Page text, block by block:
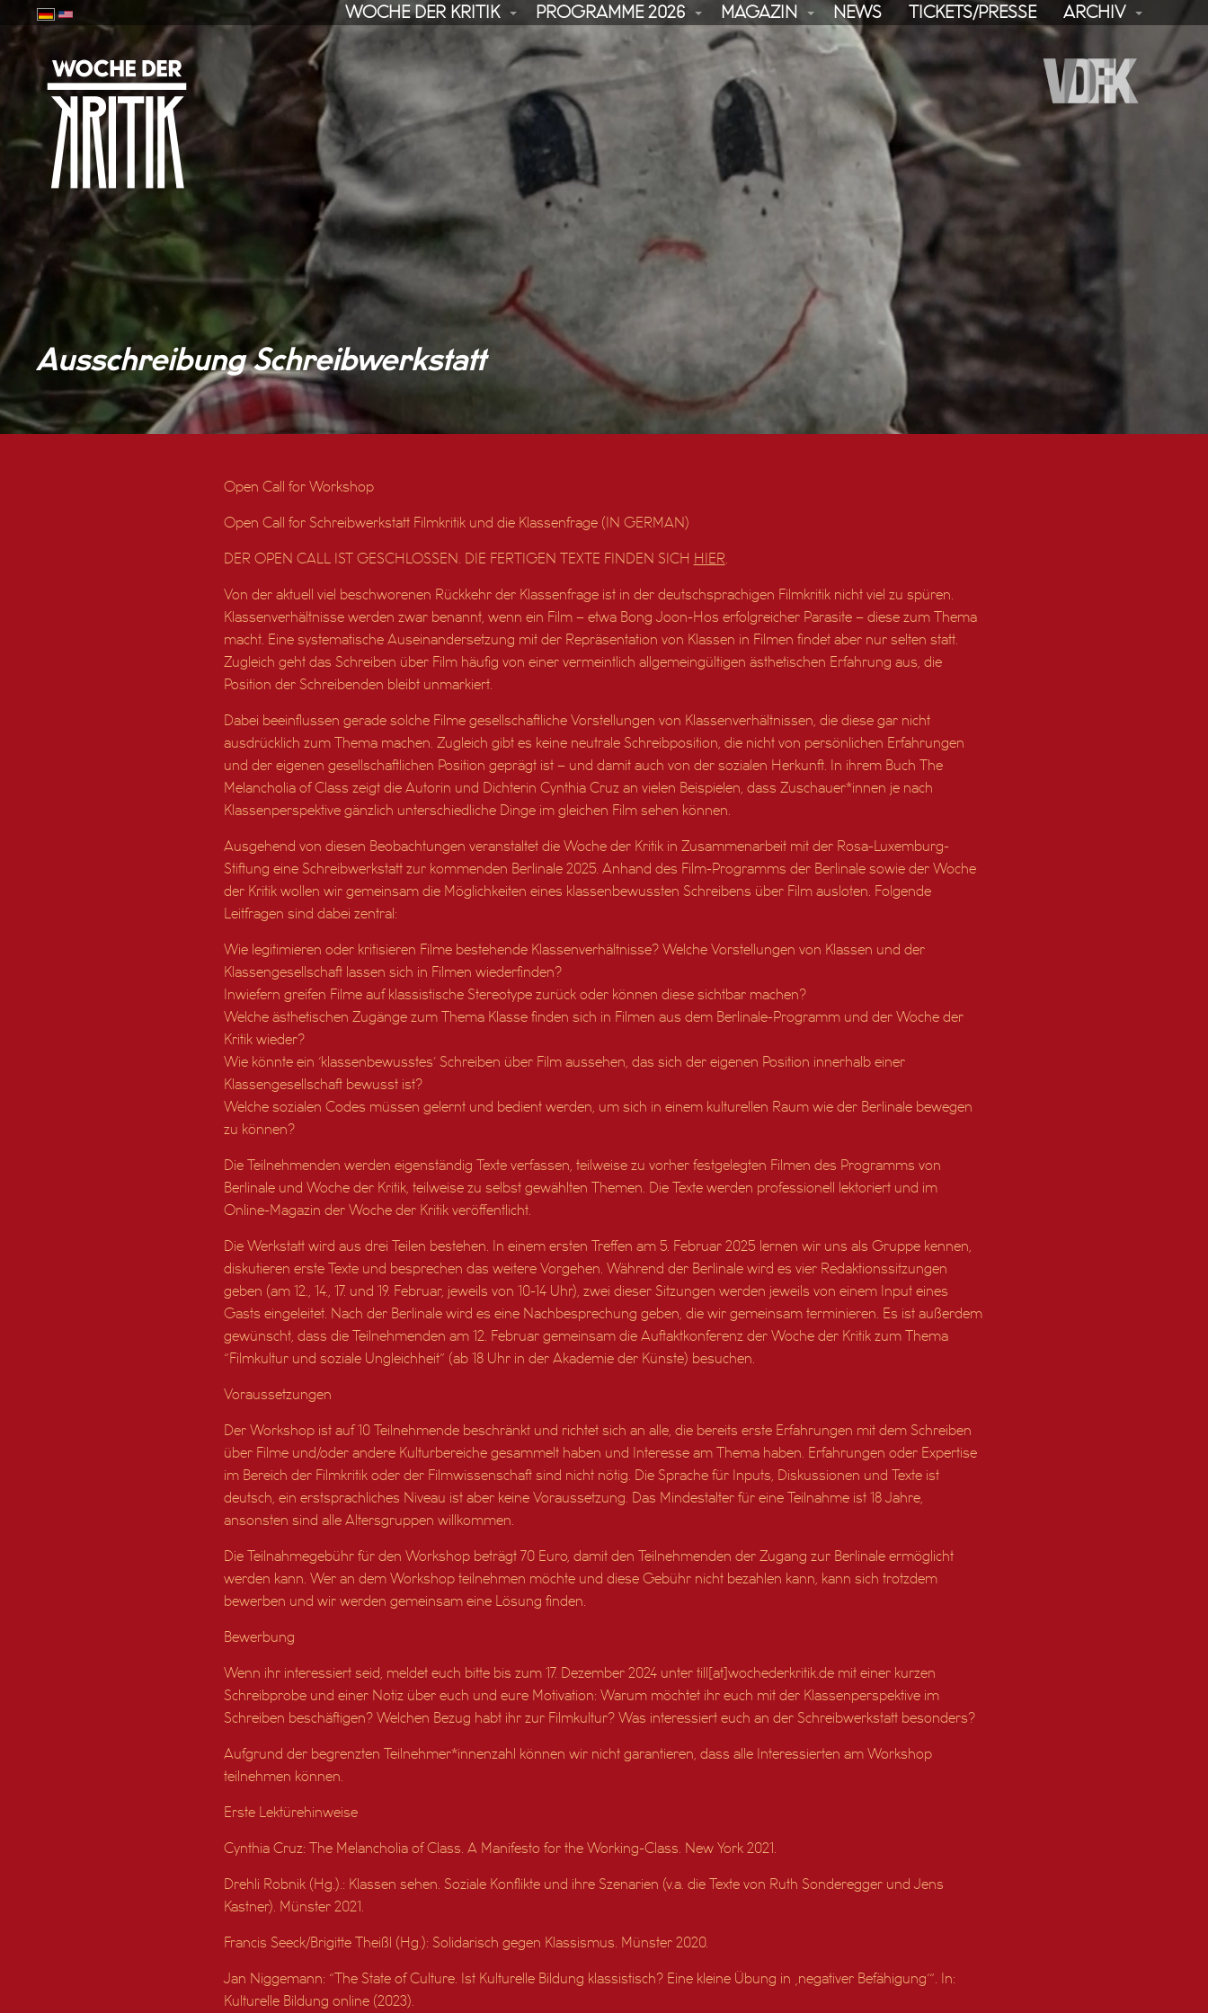
WOCHE DER KRITIK PROGRAMME 2026 MAGAZIN NEWS TICKETS/PRESSE ARCHIV
Ausschreibung Schreibwerkstatt
Open Call for Workshop
Open Call for Schreibwerkstatt Filmkritik und die Klassenfrage (IN GERMAN)
DER OPEN CALL IST GESCHLOSSEN. DIE FERTIGEN TEXTE FINDEN SICH HIER
Von der aktuell viel beschworenen Rückkehr der Klassenfrage ist in der deutschsprachigen Filmkritik nicht viel zu spüren.
Klassenverhältnisse werden zwar benannt, wenn ein Film – etwa Bong Joon-Hos erfolgreicher Parasite – diese zum Thema
macht. Eine systematische Auseinandersetzung mit der Repräsentation von Klassen in Filmen findet aber nur selten statt.
Zugleich geht das Schreiben über Film häufig von einer vermeintlich allgemeingültigen ästhetischen Erfahrung aus, die
Position der Schreibenden bleibt unmarkiert.
Dabei beeinflussen gerade solche Filme gesellschaftliche Vorstellungen von Klassenverhältnissen, die diese gar nicht
ausdrücklich zum Thema machen. Zugleich gibt es keine neutrale Schreibposition, die nicht von persönlichen Erfahrungen
und der eigenen gesellschaftlichen Position geprägt ist – und damit auch von der sozialen Herkunft. In ihrem Buch The
Melancholia of Class zeigt die Autorin und Dichterin Cynthia Cruz an vielen Beispielen, dass Zuschauer*innen je nach
Klassenperspektive gänzlich unterschiedliche Dinge im gleichen Film sehen können.
Ausgehend von diesen Beobachtungen veranstaltet die Woche der Kritik in Zusammenarbeit mit der Rosa-Luxemburg-
Stiftung eine Schreibwerkstatt zur kommenden Berlinale 2025. Anhand des Film-Programms der Berlinale sowie der Woche
der Kritik wollen wir gemeinsam die Möglichkeiten eines klassenbewussten Schreibens über Film ausloten. Folgende
Leitfragen sind dabei zentral:
Wie legitimieren oder kritisieren Filme bestehende Klassenverhältnisse? Welche Vorstellungen von Klassen und der
Klassengesellschaft lassen sich in Filmen wiederfinden?
Inwiefern greifen Filme auf klassistische Stereotype zurück oder können diese sichtbar machen?
Welche ästhetischen Zugänge zum Thema Klasse finden sich in Filmen aus dem Berlinale-Programm und der Woche der
Kritik wieder?
Wie könnte ein ‘klassenbewusstes’ Schreiben über Film aussehen, das sich der eigenen Position innerhalb einer
Klassengesellschaft bewusst ist?
Welche sozialen Codes müssen gelernt und bedient werden, um sich in einem kulturellen Raum wie der Berlinale bewegen
zu können?
Die Teilnehmenden werden eigenständig Texte verfassen, teilweise zu vorher festgelegten Filmen des Programms von
Berlinale und Woche der Kritik, teilweise zu selbst gewählten Themen. Die Texte werden professionell lektoriert und im
Online-Magazin der Woche der Kritik veröffentlicht.
Die Werkstatt wird aus drei Teilen bestehen. In einem ersten Treffen am 5. Februar 2025 lernen wir uns als Gruppe kennen,
diskutieren erste Texte und besprechen das weitere Vorgehen. Während der Berlinale wird es vier Redaktionssitzungen
geben (am 12., 14., 17. und 19. Februar, jeweils von 10-14 Uhr), zwei dieser Sitzungen werden jeweils von einem Input eines
Gasts eingeleitet. Nach der Berlinale wird es eine Nachbesprechung geben, die wir gemeinsam terminieren. Es ist außerdem
gewünscht, dass die Teilnehmenden am 12. Februar gemeinsam die Auftaktkonferenz der Woche der Kritik zum Thema
“Filmkultur und soziale Ungleichheit” (ab 18 Uhr in der Akademie der Künste) besuchen.
Voraussetzungen
Der Workshop ist auf 10 Teilnehmende beschränkt und richtet sich an alle, die bereits erste Erfahrungen mit dem Schreiben
über Filme und/oder andere Kulturbereiche gesammelt haben und Interesse am Thema haben. Erfahrungen oder Expertise
im Bereich der Filmkritik oder der Filmwissenschaft sind nicht nötig. Die Sprache für Inputs, Diskussionen und Texte ist
deutsch, ein erstsprachliches Niveau ist aber keine Voraussetzung. Das Mindestalter für eine Teilnahme ist 18 Jahre,
ansonsten sind alle Altersgruppen willkommen.
Die Teilnahmegebühr für den Workshop beträgt 70 Euro, damit den Teilnehmenden der Zugang zur Berlinale ermöglicht
werden kann. Wer an dem Workshop teilnehmen möchte und diese Gebühr nicht bezahlen kann, kann sich trotzdem
bewerben und wir werden gemeinsam eine Lösung finden.
Bewerbung
Wenn ihr interessiert seid, meldet euch bitte bis zum 17. Dezember 2024 unter till[at]wochederkritik.de mit einer kurzen
Schreibprobe und einer Notiz über euch und eure Motivation: Warum möchtet ihr euch mit der Klassenperspektive im
Schreiben beschäftigen? Welchen Bezug habt ihr zur Filmkultur? Was interessiert euch an der Schreibwerkstatt besonders?
Aufgrund der begrenzten Teilnehmer*innenzahl können wir nicht garantieren, dass alle Interessierten am Workshop
teilnehmen können.
Erste Lektürehinweise
Cynthia Cruz: The Melancholia of Class. A Manifesto for the Working-Class. New York 2021.
Drehli Robnik (Hg.).: Klassen sehen. Soziale Konflikte und ihre Szenarien (v.a. die Texte von Ruth Sonderegger und Jens
Kastner). Münster 2021.
Francis Seeck/Brigitte Theißl (Hg.): Solidarisch gegen Klassismus. Münster 2020.
Jan Niggemann: “The State of Culture. Ist Kulturelle Bildung klassistisch? Eine kleine Übung in ‚negativer Befähigung‘“. In:
Kulturelle Bildung online (2023).